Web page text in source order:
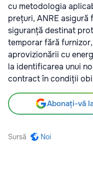
cu metodologia
prețuri, ANRE asigură
siguranță destinat
temporar fără
aprovizionării cu
la identificarea unui
contract în condiții
Abonați-vă
Sursă Noi